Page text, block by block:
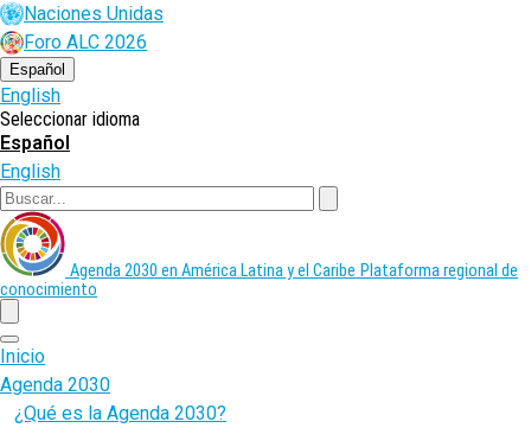
Pasar
al
contenido
principal
Naciones Unidas
Foro ALC 2026
Español
English
Seleccionar idioma
Español
English
Agenda 2030 en América Latina y el Caribe Plataforma regional de
conocimiento
menu
Inicio
Agenda 2030
¿Qué es la Agenda 2030?